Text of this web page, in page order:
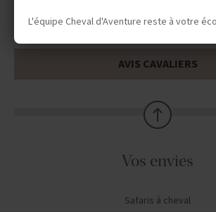
AVIS CAVALIERS
Vos envies
Safaris à cheval
L'équipe Cheval d'Aventure reste à votre